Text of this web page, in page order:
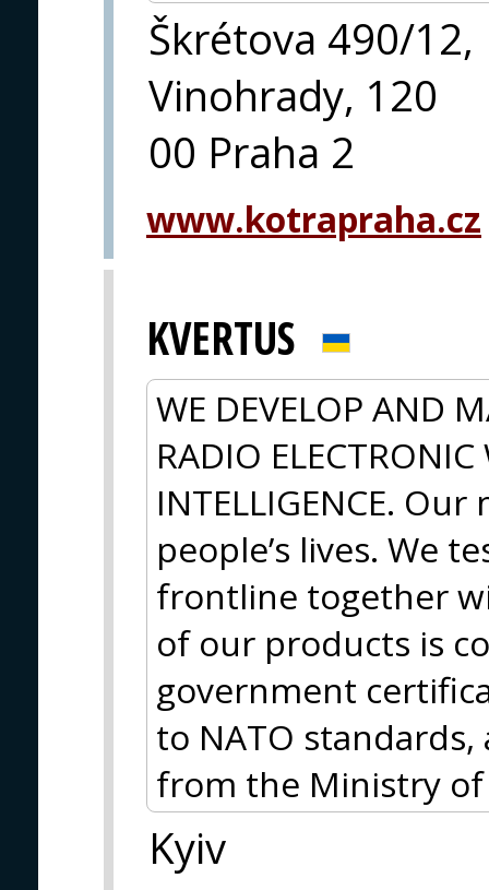
Škrétova 490/12,
Vinohrady, 120
00 Praha 2
www.kotrapraha.cz
KVERTUS
WE DEVELOP AND
RADIO
INTELLIGENCE.
people’s lives. We
frontline together
of our products is
government
to NATO
from the Ministry of
Kyiv